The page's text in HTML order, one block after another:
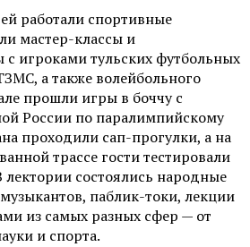
работали спортивные
мастер-классы и
игроками тульских футбольных
а также волейбольного
прошли игры в боччу с
России по паралимпийскому
проходили сап-прогулки, а на
трассе гости тестировали
лектории состоялись народные
паблик-токи, лекции
из самых разных сфер — от
и спорта.